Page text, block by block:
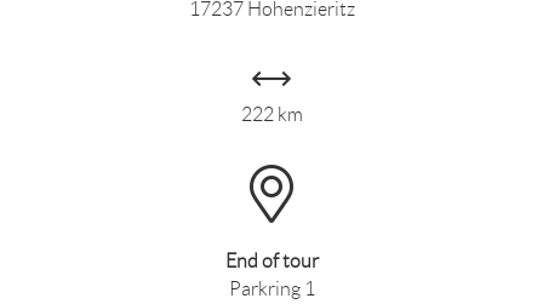
17237 Hohenzieritz
222 km
End of tour
Parkring 1